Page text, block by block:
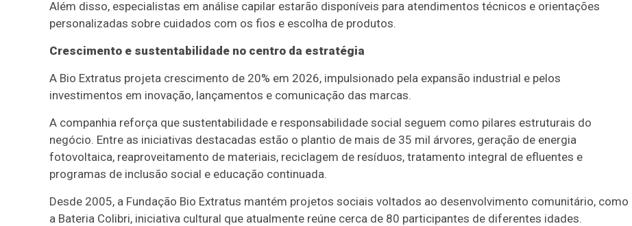
Além disso, especialistas em análise capilar estarão disponíveis para atendimentos técnicos e orientações
personalizadas sobre cuidados com os fios e escolha de produtos.
Crescimento e sustentabilidade no centro da estratégia
A Bio Extratus projeta crescimento de 20% em 2026, impulsionado pela expansão industrial e pelos
investimentos em inovação, lançamentos e comunicação das marcas.
A companhia reforça que sustentabilidade e responsabilidade social seguem como pilares estruturais do
negócio. Entre as iniciativas destacadas estão o plantio de mais de 35 mil árvores, geração de energia
fotovoltaica, reaproveitamento de materiais, reciclagem de resíduos, tratamento integral de efluentes e
programas de inclusão social e educação continuada.
Desde 2005, a Fundação Bio Extratus mantém projetos sociais voltados ao desenvolvimento comunitário, como
a Bateria Colibri, iniciativa cultural que atualmente reúne cerca de 80 participantes de diferentes idades.